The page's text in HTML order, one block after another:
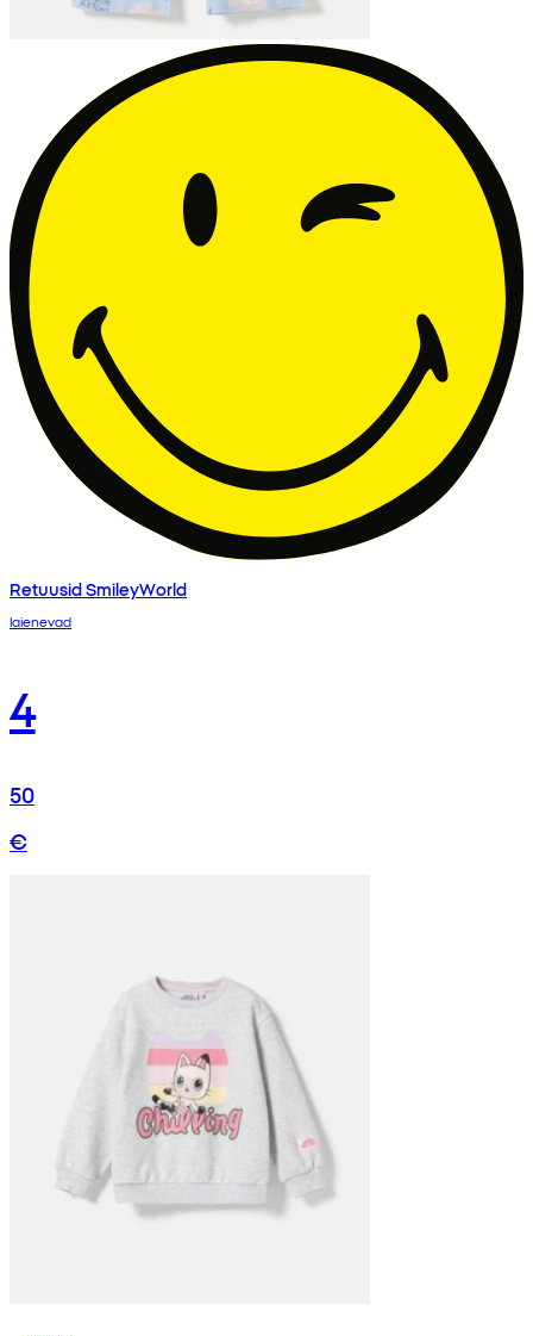
Retuusid SmileyWorld
laienevad
4
50
€